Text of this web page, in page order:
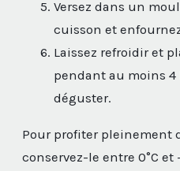
Versez dans un
cuisson et
Laissez refroidir et
pendant au moins 4
déguster.
Pour profiter pleinement
conservez-le entre 0°C et